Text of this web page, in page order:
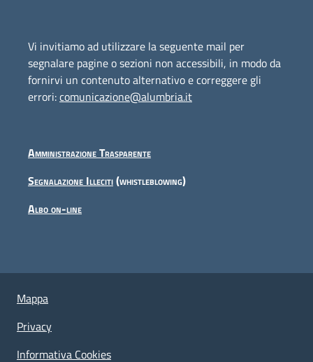
Vi invitiamo ad utilizzare la seguente mail per
segnalare pagine o sezioni non accessibili, in modo da
fornirvi un contenuto alternativo e correggere gli
errori:comunicazione@alumbria.it
Amministrazione Trasparente
Segnalazione Illeciti(whistleblowing)
Albo on-line
Piè di pagina
Useful links section
Mappa
Privacy
Informativa Cookies